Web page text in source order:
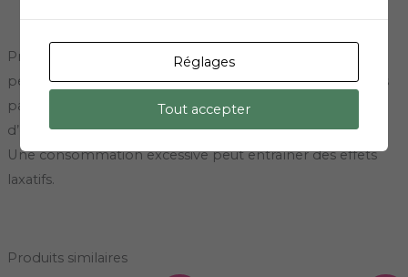
Prendre 6 à 8 comprimés par jour avec un verre d’eau,
pendant 5 jours en traitement d’attaque ou 2 comprimés
par jour, 4 jours par semaine pendant 1 mois en cure
d’entretien.
Une consommation excessive peut entraîner des effets
laxatifs.
Produits similaires
Réglages
Tout accepter